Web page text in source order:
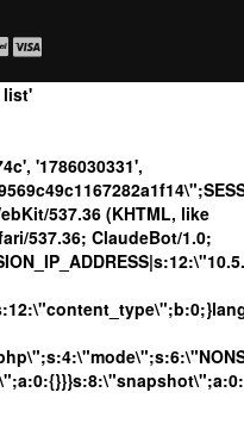
list'
'1786030331',
537.36 (KHTML, like
537.36; ClaudeBot/1.0;